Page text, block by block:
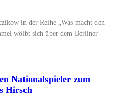
in der Reihe „Was macht den
wölbt sich über dem Berliner
Nationalspieler zum
Hirsch